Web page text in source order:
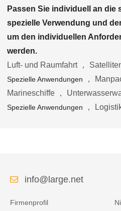
Passen Sie individuell an die
spezielle Verwendung und
um den individuellen
werden.
Luft- und Raumfahrt ，
Spezielle Anwendungen ，
Marineschiffe ，
Spezielle Anwendungen ，
info@large.net
Firmenprofil